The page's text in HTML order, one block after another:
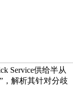
Service供给半从
，解析其针对分歧